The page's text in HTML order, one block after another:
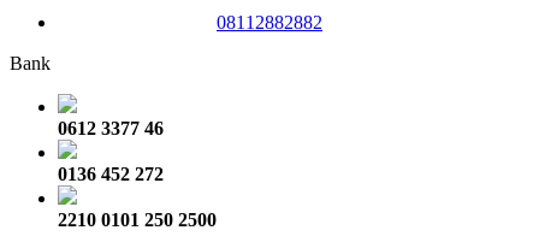
08112882882
Bank
0612 3377 46
0136 452 272
2210 0101 250 2500